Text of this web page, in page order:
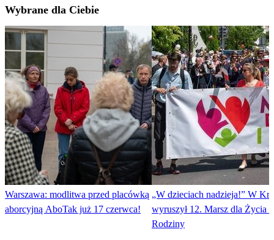
Wybrane dla Ciebie
Warszawa: modlitwa przed placówką
aborcyjną AboTak już 17 czerwca!
„W dzieciach nadzieja!” W
wyruszył 12. Marsz dla Życia i
Rodziny